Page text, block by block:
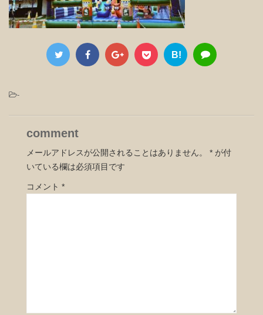
B!
-
comment
メールアドレスが公開されることはありません。 * が付
いている欄は必須項目です
コメント *